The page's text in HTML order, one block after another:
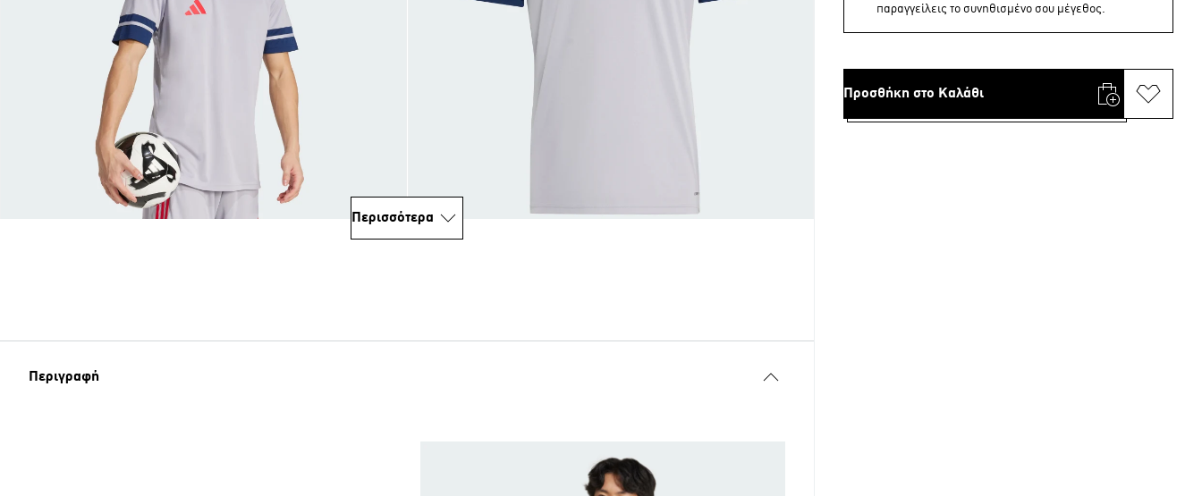
Περισσότερα
Περιγραφή
παραγγείλεις το συνηθισμένο σου μέγεθος.
Προσθήκη στο Καλάθι